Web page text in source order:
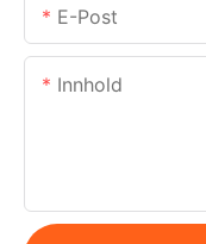
E-Post
Innhold